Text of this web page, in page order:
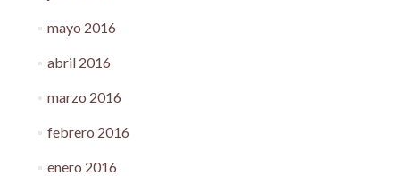
mayo 2016
abril 2016
marzo 2016
febrero 2016
enero 2016